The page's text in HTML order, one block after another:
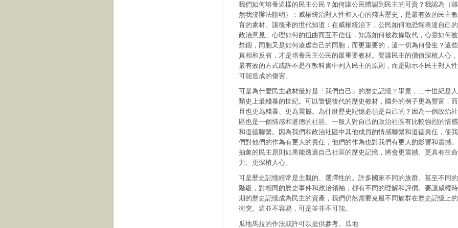
我們如何培養這樣的民主公民？如何讓公民體認到民主的可貴？我認為（雖
然我沒辦法證明）：威權統治對人性和人心的殘害歷史，是最有效的民主教
育的素材。讓後來的世代知道：在威權統治下，公民如何地恐懼表達自己的
政治意見、心理如何的扭曲而互不信任，知識如何被教條取代，心靈如何被
禁錮，同胞又是如何凌虐自己的同胞，而更重要的，這一切為何發生？這些
真相和反省，才是培養民主公民的最重要教材。要讓民主的價值深植人心，
最有效的方式或許不是在教科書中列入民主的原則，而是顯示不民主對人性
可能造成的傷害。
可是為什麼民主教材最好是「我們自己」的歷史記憶？畢竟，二十世紀是人
類史上最殘暴的世紀。可以警惕後代的歷史教材，國外的例子更為豐富，而
且也更為殘暴、更為震撼。為什麼歷史記憶必須是自己的？因為一個政治社
區也是一個情感和道德的社區。一般人對自己的政治社區有比較強烈的情感
和道德聯繫。因為我們和政治社區中其他成員的情感聯繫和道德責任，使我
們對他們的作為有更大的責任，他們的作為也對我們有更大的影響和震撼。
抽象的民主原則如果能透過自己社區的歷史記憶，將會更震撼、更具有生命
力、更深植人心。
可是歷史記憶經常是主觀的、選擇性的。許多國家不同的族群、甚至不同的
階級，對相同的歷史事件和政治領袖，都有不同的理解和評價。要讓威權時
期的歷史記憶成為民主的資產，我們仍然需要克服不同族群在歷史記憶上的
衝突。這並不容易，可是並非不可能。
瓜地馬拉的作法或許可以提供參考。瓜地